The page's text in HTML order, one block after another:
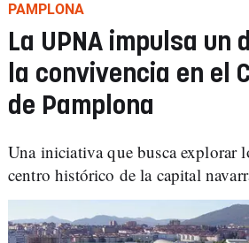
PAMPLONA
La UPNA impulsa un
la convivencia en el
de Pamplona
Una iniciativa que busca explorar
centro histórico de la capital